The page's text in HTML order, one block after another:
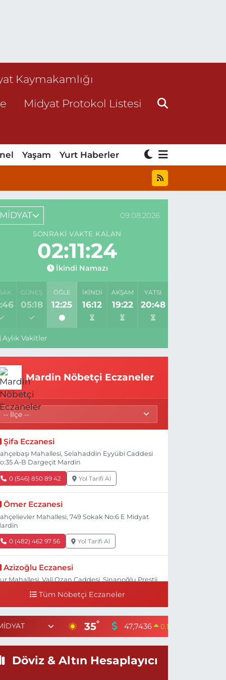
Kaymakamlığı
Midyat Protokol Listesi
Yaşam Yurt Haberler
Zehir Tacirlerine
MİDYAT 09.08.2026
SONRAKI VAKTE KALAN
02:11:24
İkindi Namazı
GÜNEŞ
05:18
ÖĞLE
12:25
İKINDI
16:12
AKŞAM
19:22
YATSI
20:48
Aylık Vakitler
Mardin Nöbetçi Eczaneler
Şifa Eczanesi
Mahallesi, Selahaddin Eyyübi Caddesi
A-B Dargeçit Mardin
0 (546) 850 89 42 Yol Tarifi Al
Ömer Eczanesi
Mahallesi, 749 Sokak No:6 E Midyat
0 (482) 462 97 56 Yol Tarifi Al
Azizoğlu Eczanesi
Mahallesi, Vali Ozan Caddesi, Sinanoğlu Prestij
Halk Eczanesi
0 (545) 581 15 85 Yol Tarifi Al
Tüm Nöbetçi Eczaneler
35° 47,7436 0.18
Döviz & Altın Hesaplayıcı